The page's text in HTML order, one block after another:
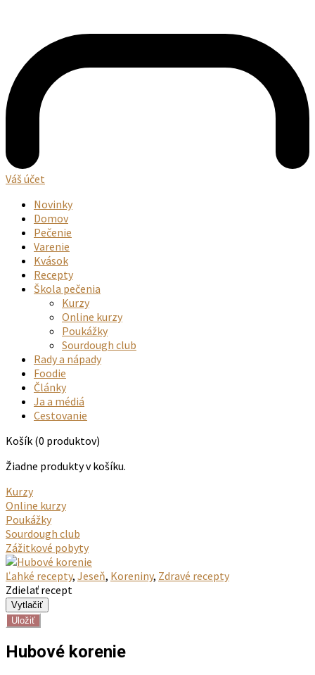
Váš účet
Novinky
Domov
Pečenie
Varenie
Kvások
Recepty
Škola pečenia
Kurzy
Online kurzy
Poukážky
Sourdough club
Rady a nápady
Foodie
Články
Ja a médiá
Cestovanie
Košík (0 produktov)
Žiadne produkty v košíku.
Kurzy
Online kurzy
Poukážky
Sourdough club
Zážitkové pobyty
Ľahké recepty, Jeseň, Koreniny, Zdravé recepty
Zdielať recept
Uložiť
Hubové korenie